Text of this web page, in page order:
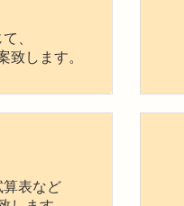
、
致します。
算表など